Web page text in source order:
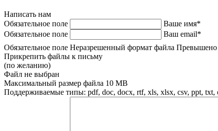
Написать нам
Обязательное поле
Ваше имя*
Обязательное поле
Ваш email*
Обязательное поле Неразрешенный формат файла Превышено
Прикрепить файлы к письму
(по желанию)
Файл не выбран
Максимальный размер файла 10 MB
Поддерживаемые типы: pdf, doc, docx, rtf, xls, xlsx, csv, ppt, txt,